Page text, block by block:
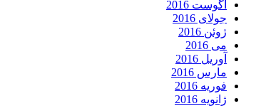
آگوست 2016
جولای 2016
ژوئن 2016
می 2016
آوریل 2016
مارس 2016
فوریه 2016
ژانویه 2016